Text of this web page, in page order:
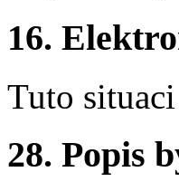
16.
Tuto
28. Popis